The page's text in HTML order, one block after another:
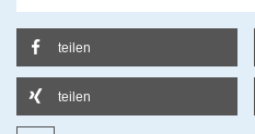
teilen
teilen